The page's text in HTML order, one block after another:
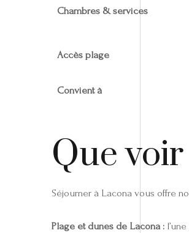
Chambres & services
Accès plage
Convient à
Que
Séjourner à Lacona vous offre
Plage et dunes de Lacona :